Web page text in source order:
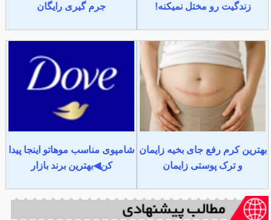
زندگیت رو مختل نمیکنه!
جرم گیری رایگان
بهترین کرم رفع جای بخیه زایمان
و ترک پوستی زایمان
شامپوی مناسب موهاتو اینجا پیدا
کن◀بهترین برند بازار